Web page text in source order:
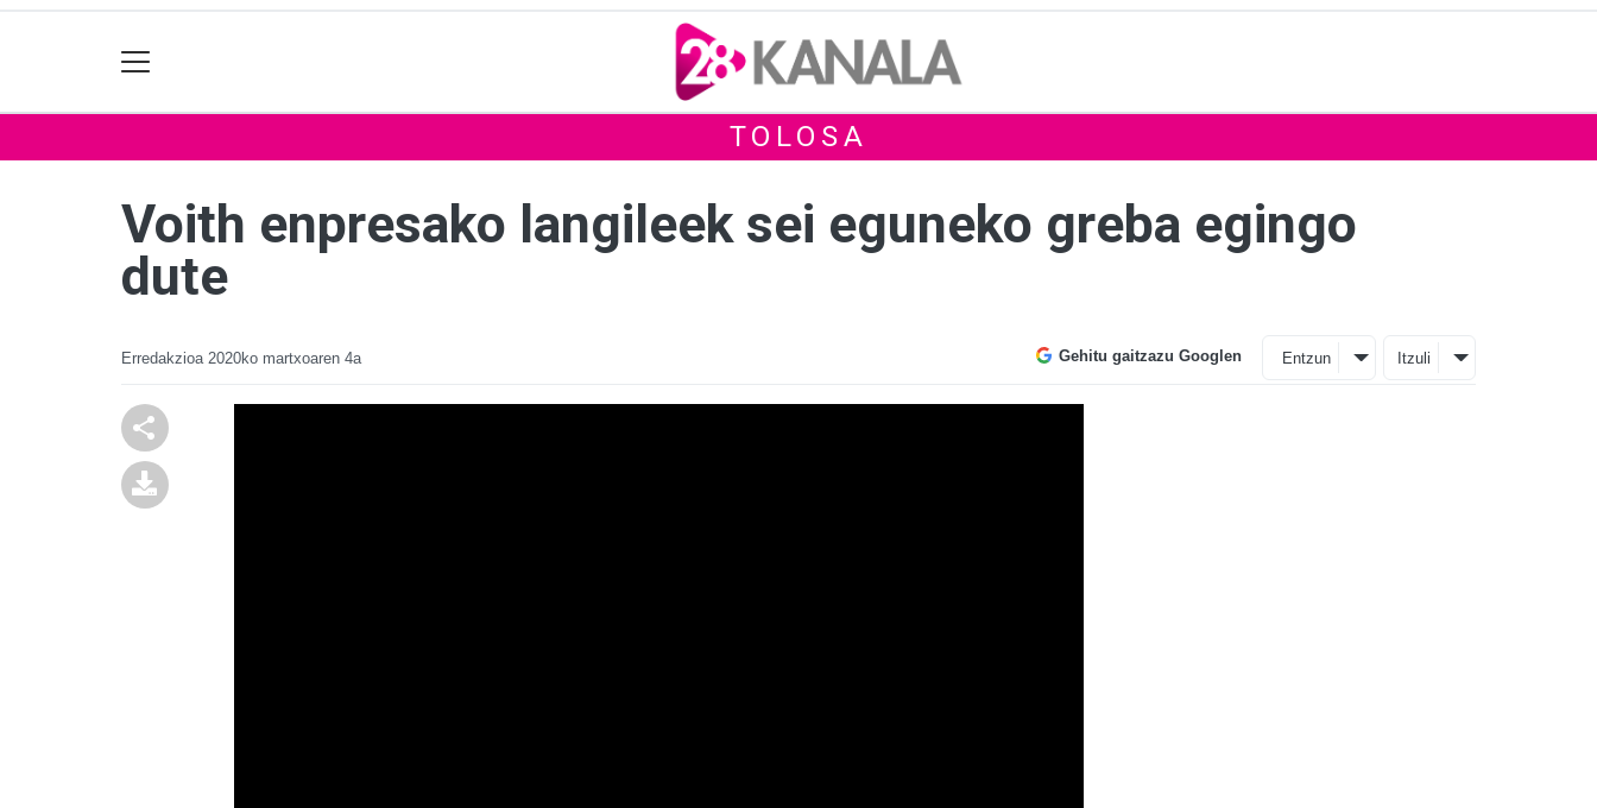
TOLOSA
Voith enpresako langileek sei eguneko greba egingo
dute
Erredakzioa 2020ko martxoaren 4a Gehitu gaitzazu Googlen Entzun Itzuli